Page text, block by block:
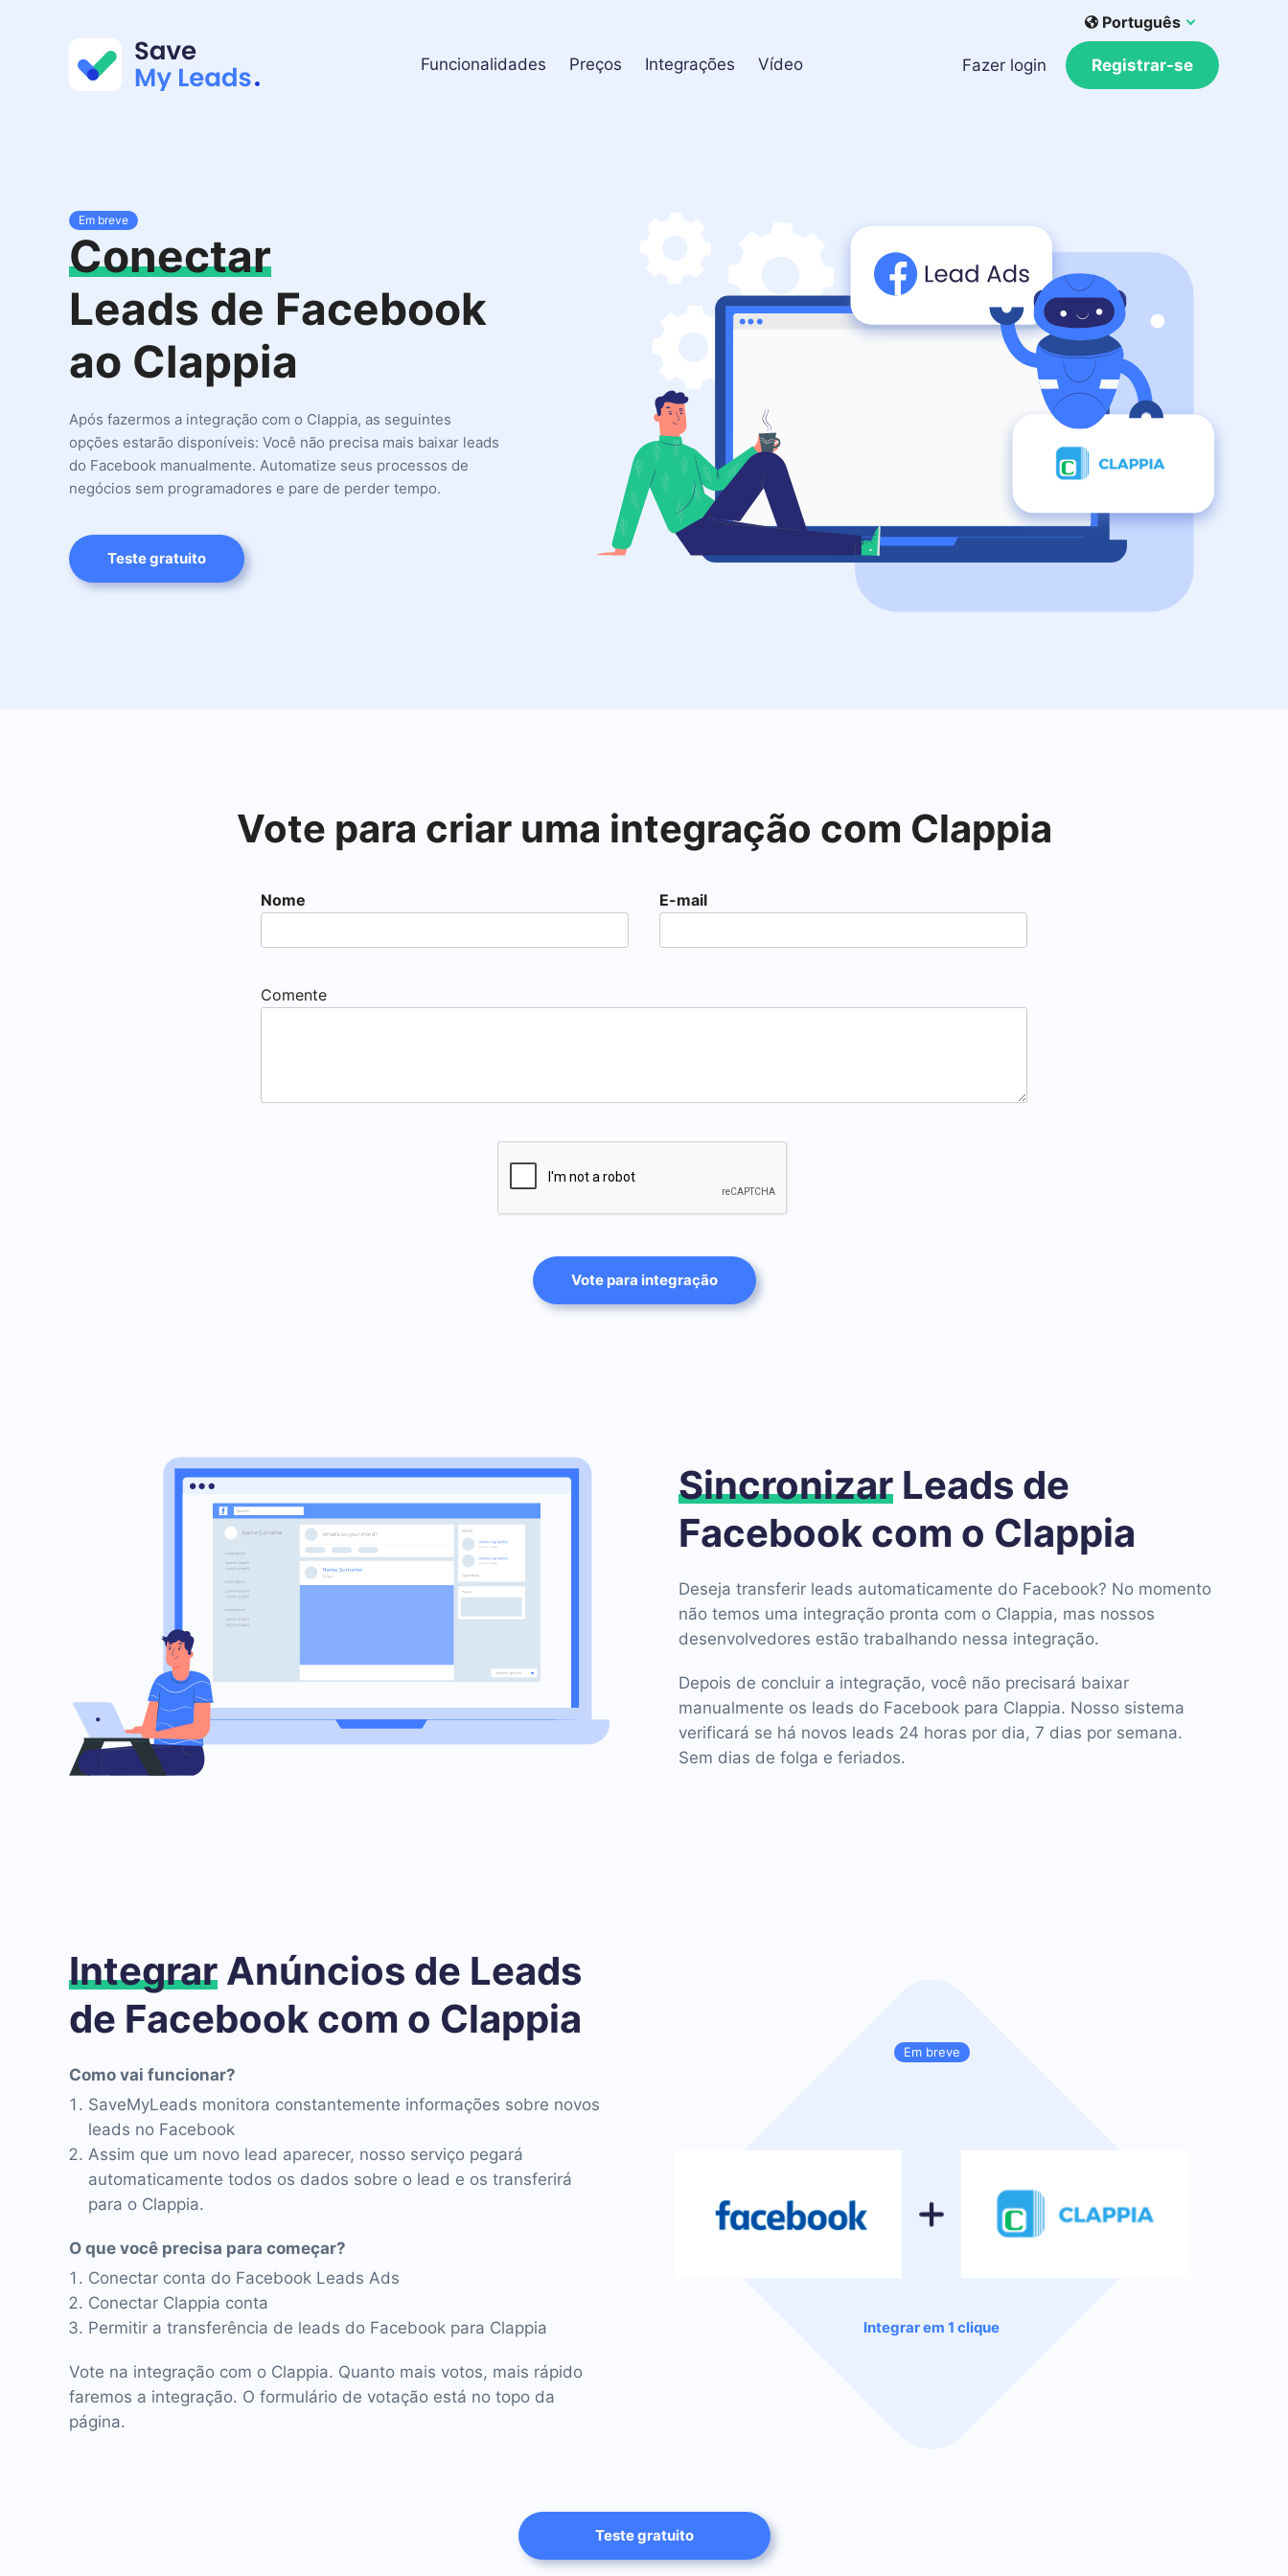
Funcionalidades Preços Integrações Vídeo
Português
Fazer login Registrar-se
Em breve
Conectar
Leads de Facebook
ao Clappia
Após fazermos a integração com o Clappia, as seguintes
opções estarão disponíveis: Você não precisa mais baixar leads
do Facebook manualmente. Automatize seus processos de
negócios sem programadores e pare de perder tempo.
Teste gratuito
Vote para criar uma integração com Clappia
Nome E-mail
Comente
Vote para integração
Sincronizar Leads de
Facebook com o Clappia
Deseja transferir leads automaticamente do Facebook? No momento
não temos uma integração pronta com o Clappia, mas nossos
desenvolvedores estão trabalhando nessa integração.
Depois de concluir a integração, você não precisará baixar
manualmente os leads do Facebook para Clappia. Nosso sistema
verificará se há novos leads 24 horas por dia, 7 dias por semana.
Sem dias de folga e feriados.
Em breve
Integrar em 1 clique
Integrar Anúncios de Leads
de Facebook com o Clappia
Como vai funcionar?
SaveMyLeads monitora constantemente informações sobre novos
leads no Facebook
Assim que um novo lead aparecer, nosso serviço pegará
automaticamente todos os dados sobre o lead e os transferirá
para o Clappia.
O que você precisa para começar?
Conectar conta do Facebook Leads Ads
Conectar Clappia conta
Permitir a transferência de leads do Facebook para Clappia
Vote na integração com o Clappia. Quanto mais votos, mais rápido
faremos a integração. O formulário de votação está no topo da
página.
Teste gratuito